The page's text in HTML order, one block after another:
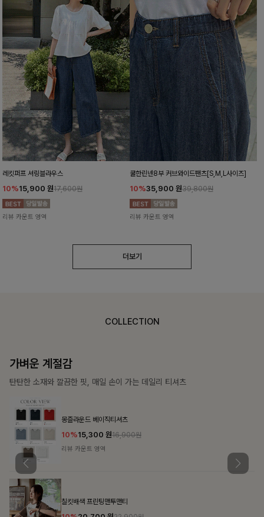
레킷퍼프 셔링블라우스
10%15,900 원17,600원
리뷰 카운트 영역
쿨한린넨8부 커브와이드팬츠[S,M,L사이즈]
10%35,900 원39,800원
리뷰 카운트 영역
더보기
COLLECTION
가장 쉬운 코디
특별한 날부터 일상까지 함께하는 룩